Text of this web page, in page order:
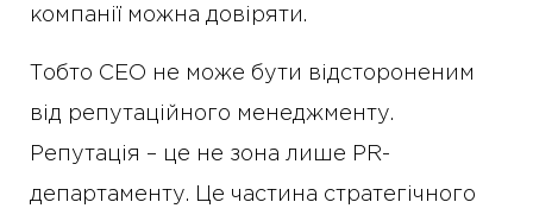
компанії можна довіряти.
Тобто CEO не може бути відстороненим
від репутаційного менеджменту.
Репутація – це не зона лише PR-
департаменту. Це частина стратегічного